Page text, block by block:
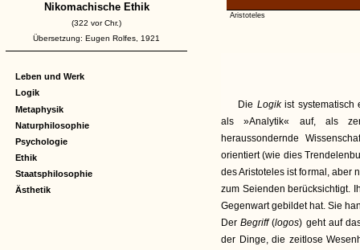
Nikomachische Ethik
(322 vor Chr.)
Übersetzung: Eugen Rolfes, 1921
Leben und Werk
Logik
Metaphysik
Naturphilosophie
Psychologie
Ethik
Staatsphilosophie
Ästhetik
Aristoteles
Die Logikist systematisch
als »Analytik« auf, als
heraussondernde
orientiert (wie dies
des Aristoteles ist formal, aber
zum Seienden berücksichtigt.
Gegenwart gebildet hat. Sie
DerBegriff(logos) geht auf
der Dinge, die zeitlose